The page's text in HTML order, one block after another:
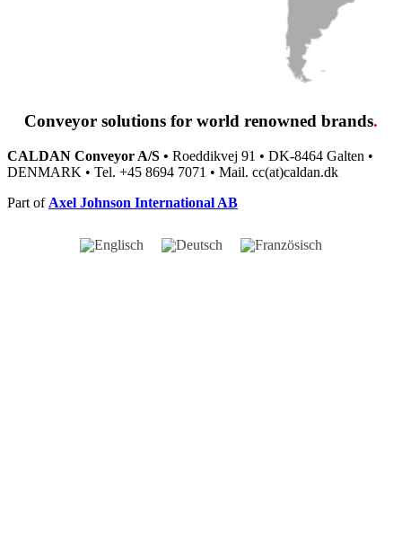
Conveyor solutions for world renowned brands.
CALDAN Conveyor A/S • Roeddikvej 91 • DK-8464 Galten •
DENMARK • Tel. +45 8694 7071 • Mail. cc(at)caldan.dk
Part of Axel Johnson International AB